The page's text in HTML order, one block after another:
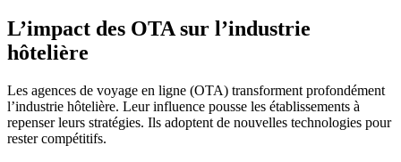
L’impact des OTA sur l’industrie
hôtelière
Les agences de voyage en ligne (OTA) transforment profondément
l’industrie hôtelière. Leur influence pousse les établissements à
repenser leurs stratégies. Ils adoptent de nouvelles technologies pour
rester compétitifs.